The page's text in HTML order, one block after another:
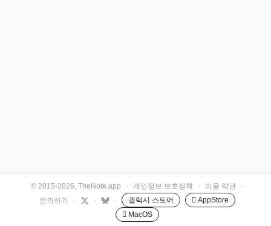
© 2015-2026, TheNote.app · 개인정보 보호정책 · 이용 약관
·
문의하기
· · · 갤럭시 스토어
 AppStore
 MacOS